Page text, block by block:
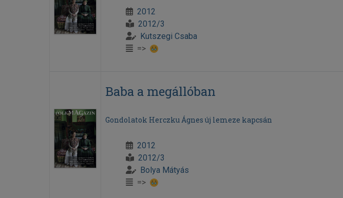
2012
2012/3
Kutszegi Csaba
=>
Baba a megállóban
Gondolatok Herczku Ágnes új lemeze kapcsán
2012
2012/3
Bolya Mátyás
=>